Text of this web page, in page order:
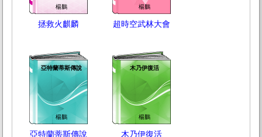
楊鵬
拯救火麒麟
楊鵬
超時空武林大會
亞特蘭蒂斯傳說
楊鵬
亞特蘭蒂斯傳說
木乃伊復活
楊鵬
木乃伊復活